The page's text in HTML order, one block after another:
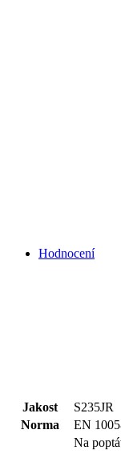
Hodnocení
Jakost
S235JR
Norma
EN
Na